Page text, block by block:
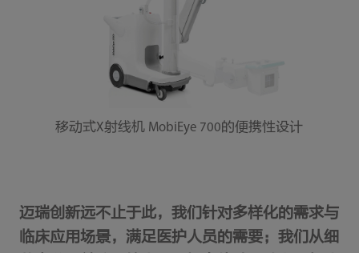
移动式X射线机 MobiEye 700的便携性设计
迈瑞创新远不止于此，我们针对多样化的需求与
临床应用场景，满足医护人员的需要；我们从细